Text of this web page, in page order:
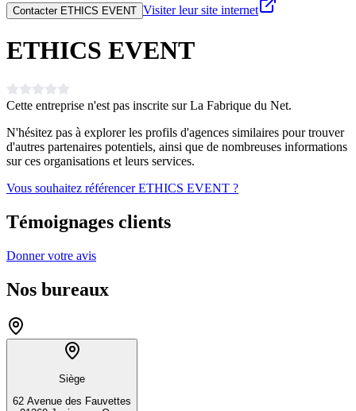
Contacter ETHICS EVENT Visiter leur site internet
ETHICS EVENT
Cette entreprise n'est pas inscrite sur La Fabrique du Net.
N'hésitez pas à explorer les profils d'agences similaires pour trouver
d'autres partenaires potentiels, ainsi que de nombreuses informations
sur ces organisations et leurs services.
Vous souhaitez référencer ETHICS EVENT ?
Témoignages clients
Donner votre avis
Nos bureaux
Siège
62 Avenue des Fauvettes